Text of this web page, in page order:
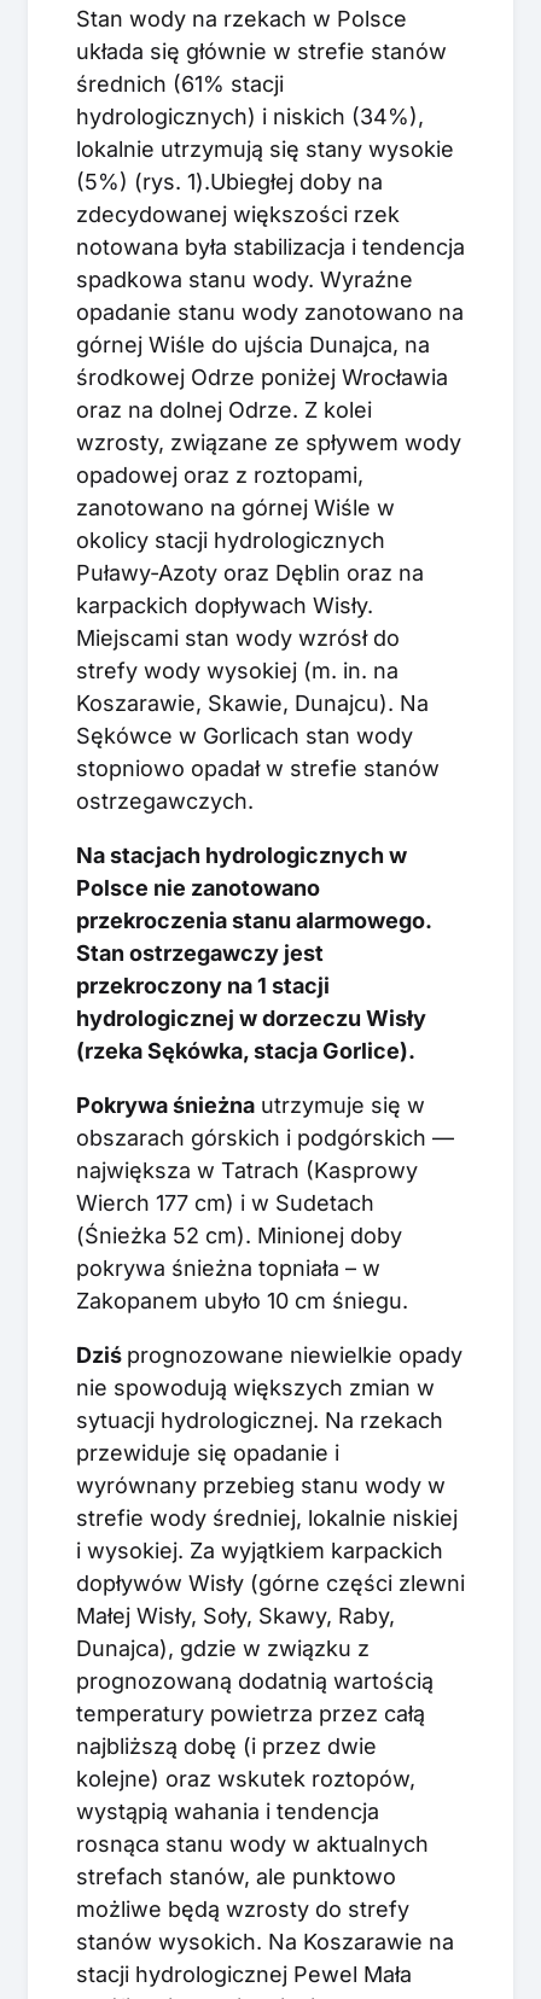
Stan wody na rzekach w Polsce
układa się głównie w strefie stanów
średnich (61% stacji
hydrologicznych) i niskich (34%),
lokalnie utrzymują się stany wysokie
(5%) (rys. 1).Ubiegłej doby na
zdecydowanej większości rzek
notowana była stabilizacja i tendencja
spadkowa stanu wody. Wyraźne
opadanie stanu wody zanotowano na
górnej Wiśle do ujścia Dunajca, na
środkowej Odrze poniżej Wrocławia
oraz na dolnej Odrze. Z kolei
wzrosty, związane ze spływem wody
opadowej oraz z roztopami,
zanotowano na górnej Wiśle w
okolicy stacji hydrologicznych
Puławy-Azoty oraz Dęblin oraz na
karpackich dopływach Wisły.
Miejscami stan wody wzrósł do
strefy wody wysokiej (m. in. na
Koszarawie, Skawie, Dunajcu). Na
Sękówce w Gorlicach stan wody
stopniowo opadał w strefie stanów
ostrzegawczych.
Na stacjach hydrologicznych w
Polsce nie zanotowano
przekroczenia stanu alarmowego.
Stan ostrzegawczy jest
przekroczony na 1 stacji
hydrologicznej w dorzeczu Wisły
(rzeka Sękówka, stacja Gorlice).
Pokrywa śnieżna utrzymuje się w
obszarach górskich i podgórskich —
największa w Tatrach (Kasprowy
Wierch 177 cm) i w Sudetach
(Śnieżka 52 cm). Minionej doby
pokrywa śnieżna topniała – w
Zakopanem ubyło 10 cm śniegu.
Dziś prognozowane niewielkie opady
nie spowodują większych zmian w
sytuacji hydrologicznej. Na rzekach
przewiduje się opadanie i
wyrównany przebieg stanu wody w
strefie wody średniej, lokalnie niskiej
i wysokiej. Za wyjątkiem karpackich
dopływów Wisły (górne części zlewni
Małej Wisły, Soły, Skawy, Raby,
Dunajca), gdzie w związku z
prognozowaną dodatnią wartością
temperatury powietrza przez całą
najbliższą dobę (i przez dwie
kolejne) oraz wskutek roztopów,
wystąpią wahania i tendencja
rosnąca stanu wody w aktualnych
strefach stanów, ale punktowo
możliwe będą wzrosty do strefy
stanów wysokich. Na Koszarawie na
stacji hydrologicznej Pewel Mała